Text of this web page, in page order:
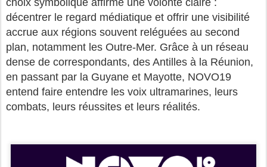
choix symbolique affirme une volonté claire :
décentrer le regard médiatique et offrir une visibilité
accrue aux régions souvent reléguées au second
plan, notamment les Outre-Mer. Grâce à un réseau
dense de correspondants, des Antilles à la Réunion,
en passant par la Guyane et Mayotte, NOVO19
entend faire entendre les voix ultramarines, leurs
combats, leurs réussites et leurs réalités.